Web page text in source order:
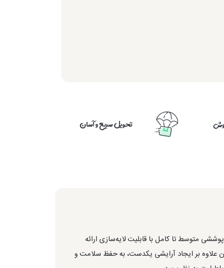
تحویل سریع و آسان
متوسط تا کامل با قابلیت لایه‌سازی ارائه
علاوه بر ایجاد آرایشی یکدست، به حفظ سلامت و